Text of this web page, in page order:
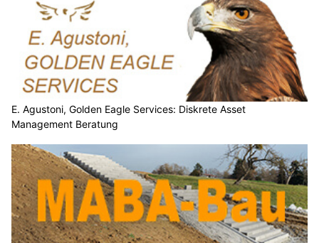
E. Agustoni, Golden Eagle Services: Diskrete Asset
Management Beratung